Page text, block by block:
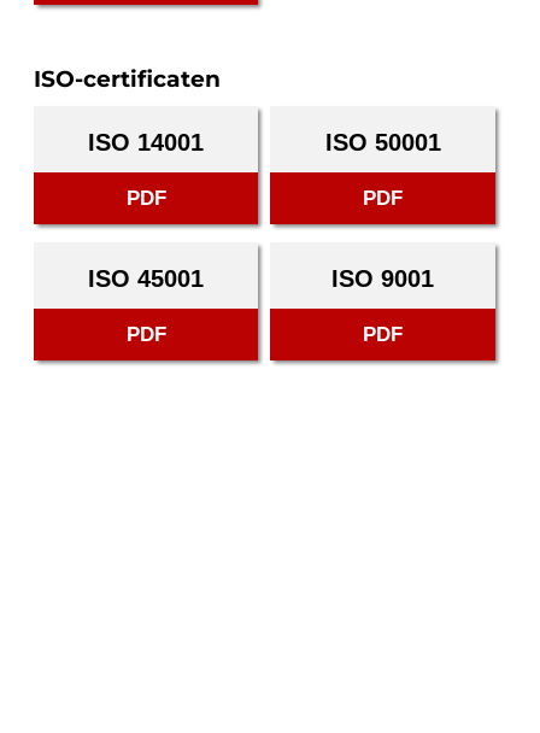
ISO-certificaten
ISO 14001
PDF
ISO 50001
PDF
ISO 45001
PDF
ISO 9001
PDF